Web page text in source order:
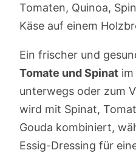
Ein frischer und
Tomate und Spinat
unterwegs oder zum
wird mit Spinat,
Gouda kombiniert,
Essig-Dressing für